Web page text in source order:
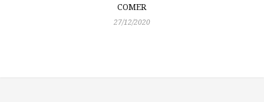
COMER
27/12/2020